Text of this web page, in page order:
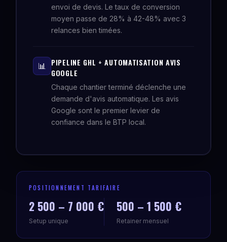
envoi de devis. Le taux de conversion
moyen passe de 28% à 42-48% avec 3
relances bien timées.
📊 PIPELINE GHL + AUTOMATISATION AVIS
GOOGLE
Chaque chantier terminé déclenche une
demande d'avis automatique. Les avis
Google sont le premier levier de
confiance dans le BTP local.
POSITIONNEMENT TARIFAIRE
2 500 – 7 000 €
Setup unique
500 – 1 500 €
Retainer mensuel